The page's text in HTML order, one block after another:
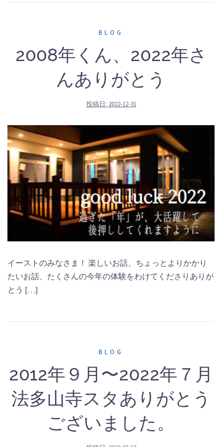
BLOG
2008年くん、2022年さ
んありがとう
投稿日: 2022-12-31
イーストのみなさま！ 楽しいお話、ちょっとよりかかり
たいお話、たくさんの今年の体験をわけてくださりありが
とう […]
BLOG
2012年９月〜2022年７月
法多山寺スタありがとう
ございました。